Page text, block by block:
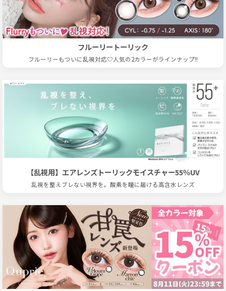
フルーリートーリック
フルーリーもついに乱視対応♡人気の2カラーがラインナップ!!
【乱視用】エアレンズトーリックモイスチャー55％UV
乱視を整えブレない視界を。酸素を瞳に届ける高含水レンズ